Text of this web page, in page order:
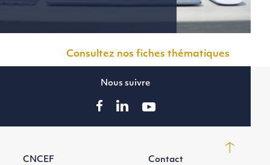
Consultez nos fiches thématiques
CNCEF Contact
Nous suivre